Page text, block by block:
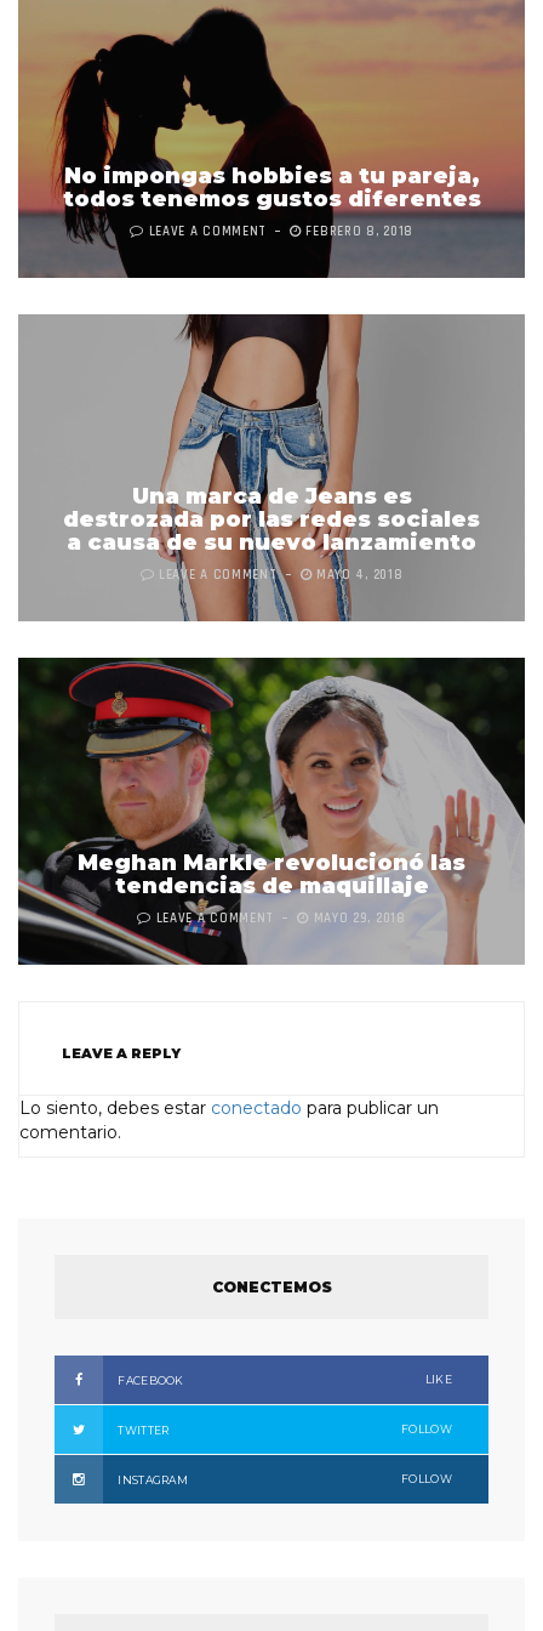
No impongas hobbies a tu pareja,
todos tenemos gustos diferentes
LEAVE A COMMENT FEBRERO 8, 2018
Una marca de Jeans es
destrozada por las redes sociales
a causa de su nuevo lanzamiento
LEAVE A COMMENT MAYO 4, 2018
Meghan Markle revolucionó las
tendencias de maquillaje
LEAVE A COMMENT MAYO 29, 2018
LEAVE A REPLY
Lo siento, debes estar conectado para publicar un
comentario.
CONECTEMOS
FACEBOOK LIKE
TWITTER FOLLOW
INSTAGRAM FOLLOW